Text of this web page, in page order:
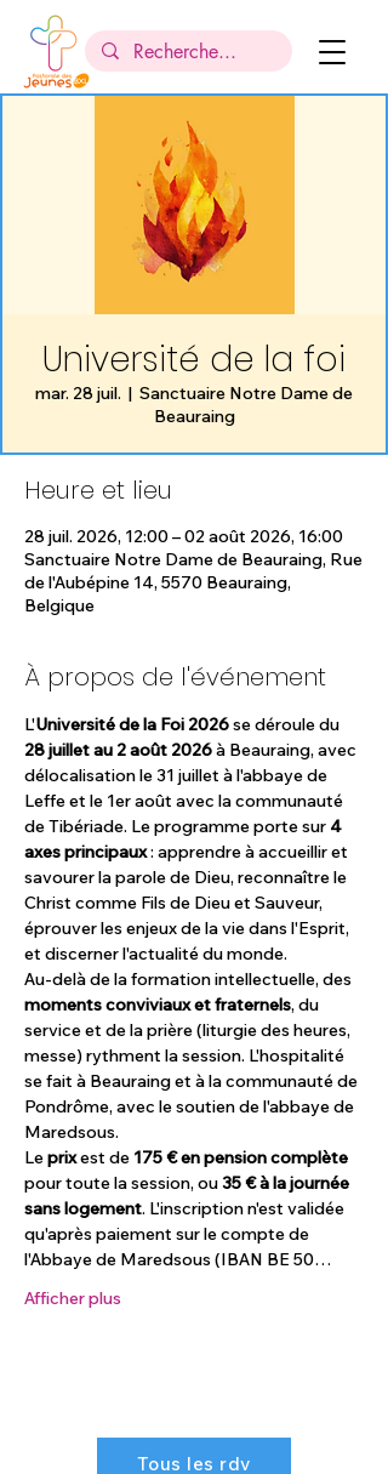
Université de la foi
mar. 28 juil.
  |
Sanctuaire Notre Dame de
Beauraing
Heure et lieu
28 juil. 2026, 12:00 – 02 août 2026, 16:00
Sanctuaire Notre Dame de Beauraing, Rue
de l'Aubépine 14, 5570 Beauraing,
Belgique
À propos de l'événement
L'Université de la Foi 2026 se déroule du
28 juillet au 2 août 2026 à Beauraing, avec
délocalisation le 31 juillet à l'abbaye de
Leffe et le 1er août avec la communauté
de Tibériade. Le programme porte sur 4
axes principaux : apprendre à accueillir et
savourer la parole de Dieu, reconnaître le
Christ comme Fils de Dieu et Sauveur,
éprouver les enjeux de la vie dans l'Esprit,
et discerner l'actualité du monde.
Au-delà de la formation intellectuelle, des
moments conviviaux et fraternels, du
service et de la prière (liturgie des heures,
messe) rythment la session. L'hospitalité
se fait à Beauraing et à la communauté de
Pondrôme, avec le soutien de l'abbaye de
Maredsous.
Le prix est de 175 € en pension complète
pour toute la session, ou 35 € à la journée
sans logement. L'inscription n'est validée
qu'après paiement sur le compte de
l'Abbaye de Maredsous (IBAN BE 50…
Afficher plus
Tous les rdv